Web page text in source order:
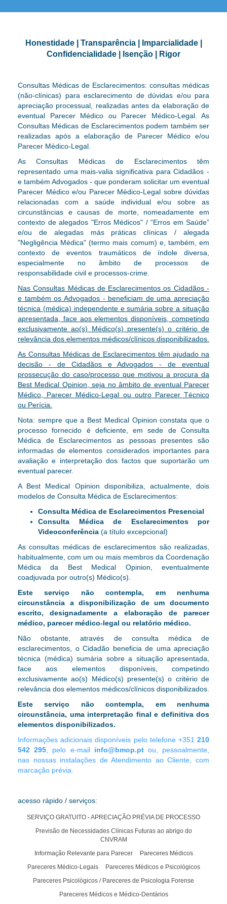
Honestidade | Transparência | Imparcialidade |
Confidencialidade | Isenção | Rigor
Consultas Médicas de Esclarecimentos: consultas médicas
(não-clínicas) para esclarecimento de dúvidas e/ou para
apreciação processual, realizadas antes da elaboração de
eventual Parecer Médico ou Parecer Médico-Legal. As
Consultas Médicas de Esclarecimentos podem também ser
realizadas após a elaboração de Parecer Médico e/ou
Parecer Médico-Legal.
As Consultas Médicas de Esclarecimentos têm
representado uma mais-valia significativa para Cidadãos -
e também Advogados - que ponderam solicitar um eventual
Parecer Médico e/ou Parecer Médico-Legal sobre dúvidas
relacionadas com a saúde individual e/ou sobre as
circunstâncias e causas de morte, nomeadamente em
contexto de alegados "Erros Médicos" / “Erros em Saúde”
e/ou de alegadas más práticas clínicas / alegada
"Negligência Médica"(termo mais comum) e, também, em
contexto de eventos traumáticos de índole diversa,
especialmente no âmbito de processos de
responsabilidade civil e processos-crime.
Nas Consultas Médicas de Esclarecimentos os Cidadãos -
e também os Advogados - beneficiam de uma apreciação
técnica (médica) independente e sumária sobre a situação
apresentada, face aos elementos disponíveis, competindo
exclusivamente ao(s) Médico(s) presente(s) o critério de
relevância dos elementos médicos/clínicos disponibilizados.
As Consultas Médicas de Esclarecimentos têm ajudado na
decisão - de Cidadãos e Advogados - de eventual
prossecução do caso/processo que motivou a procura da
Best Medical Opinion, seja no âmbito de eventual Parecer
Médico, Parecer Médico-Legal ou outro Parecer Técnico
ou Perícia.
Nota: sempre que a Best Medical Opinion constata que o
processo fornecido é deficiente, em sede de Consulta
Médica de Esclarecimentos as pessoas presentes são
informadas de elementos considerados importantes para
avaliação e interpretação dos factos que suportarão um
eventual parecer.
A Best Medical Opinion disponibiliza, actualmente, dois
modelos de Consulta Médica de Esclarecimentos:
Consulta Médica de Esclarecimentos Presencial
Consulta Médica de Esclarecimentos por
Videoconferência (a título excepcional)
As consultas médicas de esclarecimentos são realizadas,
habitualmente, com um ou mais membros da Coordenação
Médica da Best Medical Opinion, eventualmente
coadjuvada por outro(s) Médico(s).
Este serviço não contempla, em nenhuma
circunstância a disponibilização de um documento
escrito, designadamente a elaboração de parecer
médico, parecer médico-legal ou relatório médico.
Não obstante, através de consulta médica de
esclarecimentos, o Cidadão beneficia de uma apreciação
técnica (médica) sumária sobre a situação apresentada,
face aos elementos disponíveis, competindo
exclusivamente ao(s) Médico(s) presente(s) o critério de
relevância dos elementos médicos/clínicos disponibilizados
Este serviço não contempla, em nenhuma
circunstância, uma interpretação final e definitiva dos
elementos disponibilizados.
Informações adicionais disponíveis pelo telefone +351 210
542 295 , pelo e-mail info@bmop.ptou, pessoalmente,
nas nossas instalações de Atendimento ao Cliente, com
marcação prévia.
acesso rápido / serviços:
SERVIÇO GRATUITO - APRECIAÇÃO PRÉVIA DE PROCESSO
Previsão de Necessidades Clínicas Futuras ao abrigo do
CNVRAM
Informação Relevante para Parecer
Pareceres Médicos
Pareceres Médico-Legais
Pareceres Médicos e Psicológicos
Pareceres Psicológicos / Pareceres de Psicologia Forense
Pareceres Médicos e Médico-Dentários